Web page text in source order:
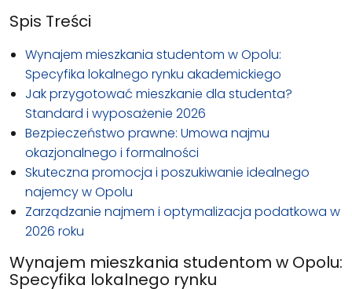
Spis Treści
Wynajem mieszkania studentom w Opolu:
Specyfika lokalnego rynku akademickiego
Jak przygotować mieszkanie dla studenta?
Standard i wyposażenie 2026
Bezpieczeństwo prawne: Umowa najmu
okazjonalnego i formalności
Skuteczna promocja i poszukiwanie idealnego
najemcy w Opolu
Zarządzanie najmem i optymalizacja podatkowa w
2026 roku
Wynajem mieszkania studentom w Opolu:
Specyfika lokalnego rynku